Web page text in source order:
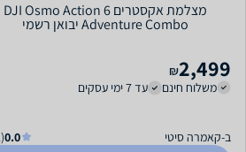
מצלמת אקסטרים DJI Osmo Action 6
Adventure Combo יבואן רשמי
2,499
₪
משלוח חינם
עד 7 ימי עסקים
ב-קאמרה סיטי 0.0
(412)